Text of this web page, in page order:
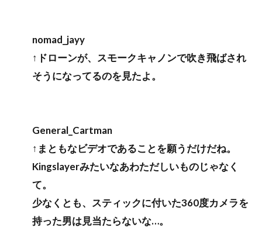
nomad_jayy
↑ドローンが、スモークキャノンで吹き飛ばされ
そうになってるのを見たよ。
General_Cartman
↑まともなビデオであることを願うだけだね。
Kingslayerみたいなあわただしいものじゃなく
て。
少なくとも、スティックに付いた360度カメラを
持った男は見当たらないな…。